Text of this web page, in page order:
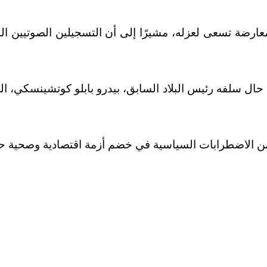
تسعى لعزله، مشيرًا إلى أن التسجيلين
حال سلفه رئيس البلاد السابق، بيدرو بابلو
الاضطرابات السياسية في خضم أزمة اقتصادية وصحية